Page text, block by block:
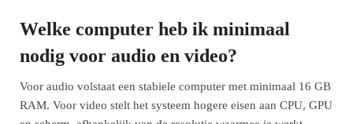
Welke computer heb ik minimaal
nodig voor audio en video?
Voor audio volstaat een stabiele computer met minimaal 16 GB
RAM. Voor video stelt het systeem hogere eisen aan CPU, GPU